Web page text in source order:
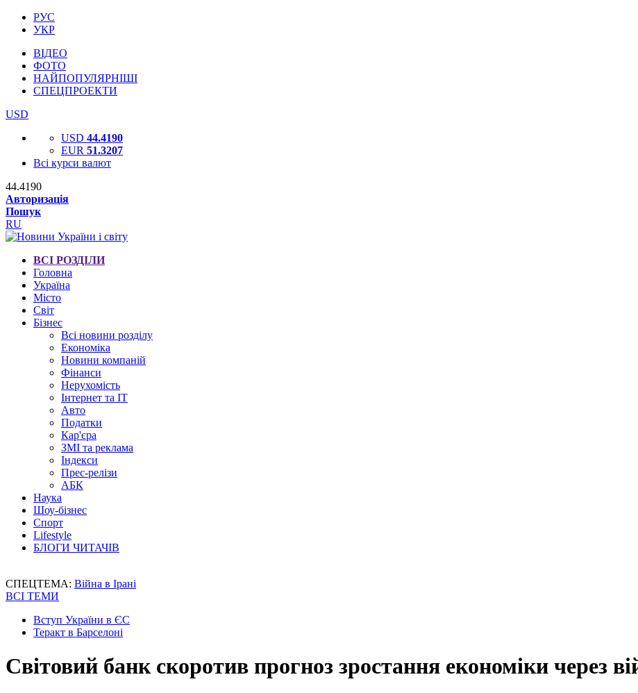
РУС
УКР
ВІДЕО
ФОТО
НАЙПОПУЛЯРНІШІ
СПЕЦПРОЕКТИ
USD
USD 44.4190
EUR 51.3207
Всі курси валют
44.4190
Авторизація
Пошук
RU
ВСІ РОЗДІЛИ
Головна
Україна
Місто
Світ
Бізнес
Всі новини розділу
Економіка
Новини компаній
Фінанси
Нерухомість
Інтернет та IT
Авто
Податки
Кар'єра
ЗМІ та реклама
Індекси
Прес-релізи
АБК
Наука
Шоу-бізнес
Спорт
Lifestyle
БЛОГИ ЧИТАЧІВ
СПЕЦТЕМА: Війна в Ірані
ВСІ ТЕМИ
Вступ України в ЄС
Теракт в Барселоні
Світовий банк скоротив прогноз зростання економіки через